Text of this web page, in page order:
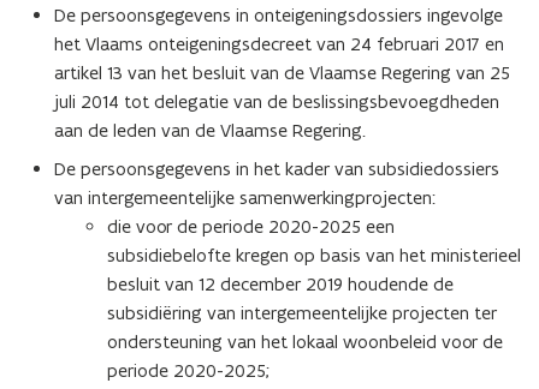
De persoonsgegevens in onteigeningsdossiers ingevolge
het Vlaams onteigeningsdecreet van 24 februari 2017 en
artikel 13 van het besluit van de Vlaamse Regering van 25
juli 2014 tot delegatie van de beslissingsbevoegdheden
aan de leden van de Vlaamse Regering.
De persoonsgegevens in het kader van subsidiedossiers
van intergemeentelijke samenwerkingprojecten:
die voor de periode 2020-2025 een
subsidiebelofte kregen op basis van het ministerieel
besluit van 12 december 2019 houdende de
subsidiëring van intergemeentelijke projecten ter
ondersteuning van het lokaal woonbeleid voor de
periode 2020-2025;